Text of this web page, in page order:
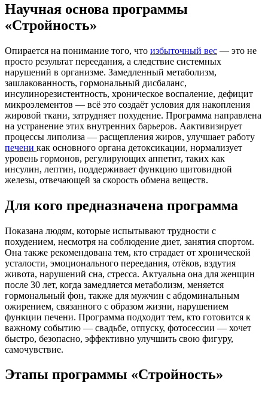
Научная основа программы
«Стройность»
Опирается на понимание того, что избыточный вес — это не
просто результат переедания, а следствие системных
нарушений в организме. Замедленный метаболизм,
зашлакованность, гормональный дисбаланс,
инсулинорезистентность, хроническое воспаление, дефицит
микроэлементов — всё это создаёт условия для накопления
жировой ткани, затрудняет похудение. Программа направлена
на устранение этих внутренних барьеров. Аактивизирует
процессы липолиза — расщепления жиров, улучшает работу
печени как основного органа детоксикации, нормализует
уровень гормонов, регулирующих аппетит, таких как
инсулин, лептин, поддерживает функцию щитовидной
железы, отвечающей за скорость обмена веществ.
Для кого предназначена программа
Показана людям, которые испытывают трудности с
похудением, несмотря на соблюдение диет, занятия спортом.
Она также рекомендована тем, кто страдает от хронической
усталости, эмоционального переедания, отёков, вздутия
живота, нарушений сна, стресса. Актуальна она для женщин
после 30 лет, когда замедляется метаболизм, меняется
гормональный фон, также для мужчин с абдоминальным
ожирением, связанного с образом жизни, нарушением
функции печени. Программа подходит тем, кто готовится к
важному событию — свадьбе, отпуску, фотосессии — хочет
быстро, безопасно, эффективно улучшить свою фигуру,
самочувствие.
Этапы программы «Стройность»